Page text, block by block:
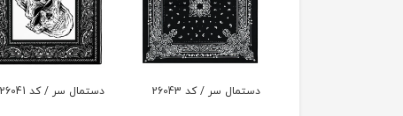
دستمال سر / کد 26041 دستمال سر / کد 26039